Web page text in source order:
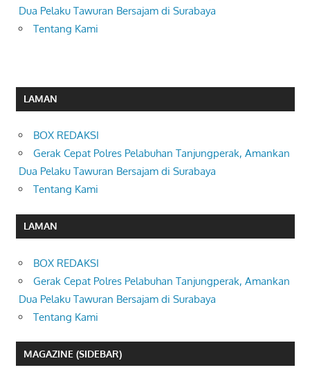
Dua Pelaku Tawuran Bersajam di Surabaya
Tentang Kami
LAMAN
BOX REDAKSI
Gerak Cepat Polres Pelabuhan Tanjungperak, Amankan
Dua Pelaku Tawuran Bersajam di Surabaya
Tentang Kami
LAMAN
BOX REDAKSI
Gerak Cepat Polres Pelabuhan Tanjungperak, Amankan
Dua Pelaku Tawuran Bersajam di Surabaya
Tentang Kami
MAGAZINE (SIDEBAR)